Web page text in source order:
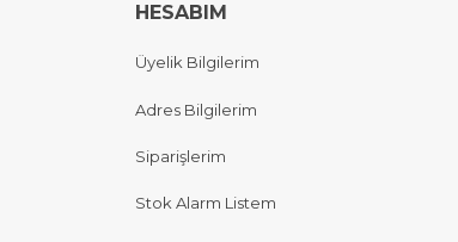
HESABIM
Üyelik Bilgilerim
Adres Bilgilerim
Siparişlerim
Stok Alarm Listem